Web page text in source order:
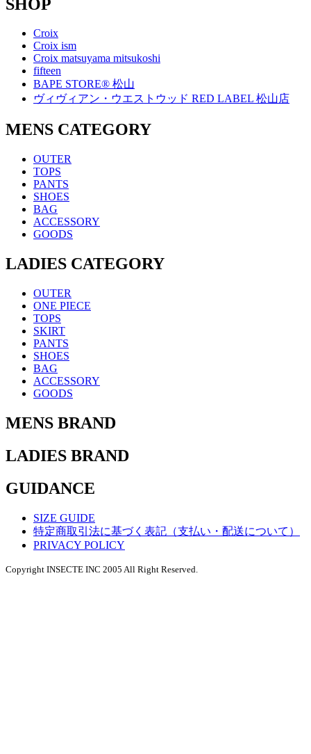
SHOP
Croix
Croix ism
Croix matsuyama mitsukoshi
fifteen
BAPE STORE® 松山
ヴィヴィアン・ウエストウッド RED LABEL 松山店
MENS CATEGORY
OUTER
TOPS
PANTS
SHOES
BAG
ACCESSORY
GOODS
LADIES CATEGORY
OUTER
ONE PIECE
TOPS
SKIRT
PANTS
SHOES
BAG
ACCESSORY
GOODS
MENS BRAND
LADIES BRAND
GUIDANCE
SIZE GUIDE
特定商取引法に基づく表記（支払い・配送について）
PRIVACY POLICY
Copyright INSECTE INC 2005 All Right Reserved.